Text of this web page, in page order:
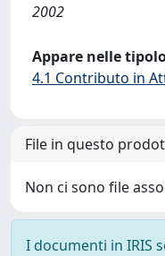
2002
Appare nelle
4.1 Contributo in
File in questo
Non ci sono file
I documenti in IRIS